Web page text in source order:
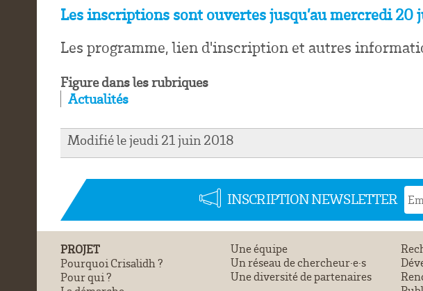
Les inscriptions sont ouvertes jusqu’au mercredi 20
Les programme, lien d'inscription et autres
Figure dans les rubriques
Actualités
Modifié le jeudi 21 juin 2018
INSCRIPTION NEWSLETTER
PROJET
Pourquoi Crisalidh ?
Pour qui ?
Une équipe
Un réseau de chercheur·e·s
Une diversité de partenaires